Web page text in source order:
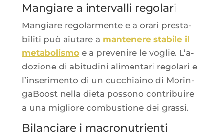
Mangiare a intervalli regolari
Man­giare rego­lar­mente e a ora­ri pres­ta­
bi­li­ti può aiu­tare a man­te­nere sta­bile il
meta­bo­lis­moe a pre­ve­nire le voglie. L’a­
do­zione di abi­tu­di­ni ali­men­ta­ri rego­la­ri e
l’in­se­ri­men­to di un cuc­chiai­no di Morin­
ga­Boost nel­la die­ta pos­so­no contri­buire
a una migliore com­bus­tione dei grassi.
Bilanciare i macronutrienti